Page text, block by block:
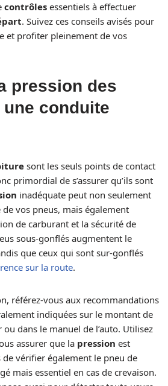
contrôles essentiels à effectuer
. Suivez ces conseils avisés pour
et profiter pleinement de vos
pression des
conduite
sont les seuls points de contact
primordial de s’assurer qu’ils sont
inadéquate peut non seulement
vos pneus, mais également
de carburant et la sécurité de
sous-gonflés augmentent le
que ceux qui sont sur-gonflés
sur la route.
référez-vous aux recommandations
indiquées sur le montant de
dans le manuel de l’auto. Utilisez
assurer que la pression est
de vérifier également le pneu de
mais essentiel en cas de crevaison.